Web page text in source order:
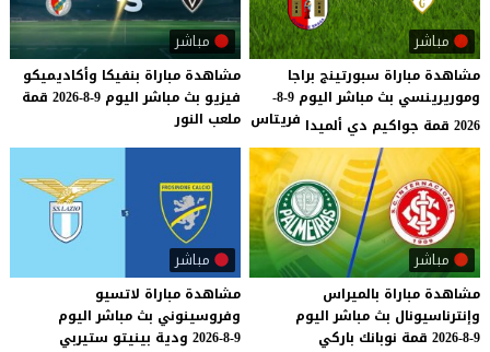
مباشر
مشاهدة مباراة سبورتينج براجا
وموريرينسي بث مباشر اليوم 9-8-
2026 قمة جواكيم دي ألميدا
فريتاس
مباشر
مشاهدة مباراة بنفيكا وأكاديميكو
فيزيو بث مباشر اليوم 9-8-2026
قمة
ملعب النور
مباشر
مشاهدة مباراة بالميراس
وإنترناسيونال بث مباشر اليوم
9-8-2026
قمة نوبانك باركي
مباشر
مشاهدة مباراة لاتسيو
وفروسينوني بث مباشر اليوم
9-8-2026
ودية بينيتو ستيربي